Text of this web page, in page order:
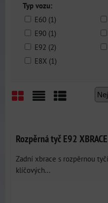
Typ vozu:
E60 (1)
E90 (1)
E92 (2)
E8X (1)
Rozpěrná tyč E92
Zadní xbrace s rozpěrnou
klíčových...